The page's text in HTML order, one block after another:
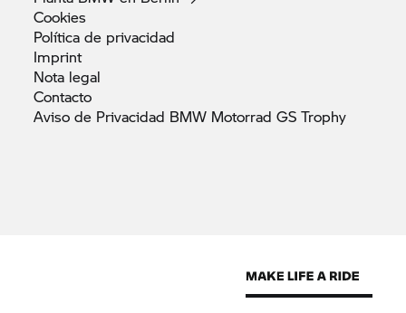
Cookies
Política de privacidad
Imprint
Nota legal
Contacto
Aviso de Privacidad BMW Motorrad GSTrophy